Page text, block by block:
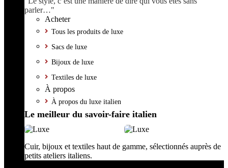
parler…"
Acheter
Tous les produits de luxe
Sacs de luxe
Bijoux de luxe
Textiles de luxe
À propos
À propos du luxe italien
Le meilleur du savoir-faire italien
Cuir, bijoux et textiles haut de gamme, sélectionnés auprès de
petits ateliers italiens.